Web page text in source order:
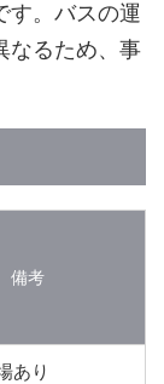
す。バスの運
なるため、事
備考
あり